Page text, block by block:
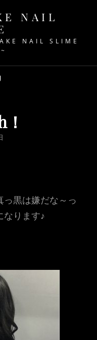
NAIL
NAIL SLIME
黒は嫌だな～っ
なります♪